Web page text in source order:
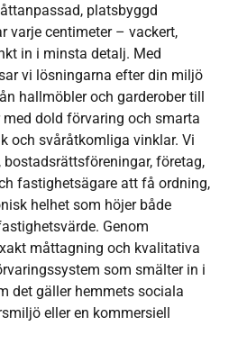
platsbyggd
varje centimeter – vackert,
in i minsta detalj. Med
vi lösningarna efter din miljö
hallmöbler och garderober till
dold förvaring och smarta
och svåråtkomliga vinklar. Vi
bostadsrättsföreningar, företag,
fastighetsägare att få ordning,
helhet som höjer både
Genom
måttagning och kvalitativa
som smälter in i
det gäller hemmets sociala
eller en kommersiell